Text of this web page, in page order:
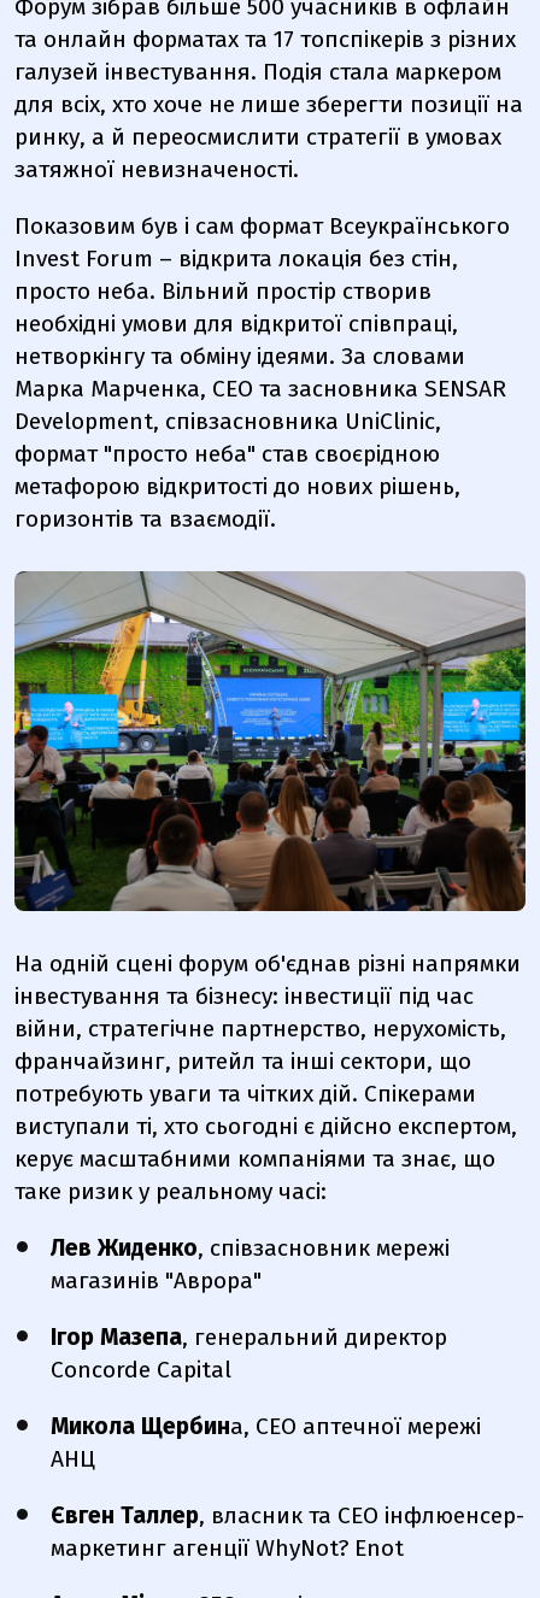
Форум зібрав більше 500 учасників в офлайн
та онлайн форматах та 17 топспікерів з різних
галузей інвестування. Подія стала маркером
для всіх, хто хоче не лише зберегти позиції на
ринку, а й переосмислити стратегії в умовах
затяжної невизначеності.
Показовим був і сам формат Всеукраїнського
Invest Forum – відкрита локація без стін,
просто неба. Вільний простір створив
необхідні умови для відкритої співпраці,
нетворкінгу та обміну ідеями. За словами
Марка Марченка, СЕО та засновника SENSAR
Development, співзасновника UniClinic,
формат "просто неба" став своєрідною
метафорою відкритості до нових рішень,
горизонтів та взаємодії.
На одній сцені форум об'єднав різні напрямки
інвестування та бізнесу: інвестиції під час
війни, стратегічне партнерство, нерухомість,
франчайзинг, ритейл та інші сектори, що
потребують уваги та чітких дій. Спікерами
виступали ті, хто сьогодні є дійсно експертом,
керує масштабними компаніями та знає, що
таке ризик у реальному часі:
Лев Жиденко, співзасновник мережі
магазинів "Аврора"
Ігор Мазепа, генеральний директор
Concorde Capital
Микола Щербина, СЕО аптечної мережі
АНЦ
Євген Таллер, власник та СЕО інфлюенсер-
маркетинг агенції WhyNot? Enot